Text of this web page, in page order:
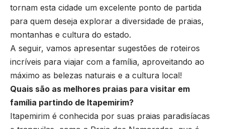
tornam esta cidade um excelente ponto de partida
para quem deseja explorar a diversidade de praias,
montanhas e cultura do estado.
A seguir, vamos apresentar sugestões de roteiros
incríveis para viajar com a família, aproveitando ao
máximo as belezas naturais e a cultura local!
Quais são as melhores praias para visitar em
família partindo de Itapemirim?
Itapemirim é conhecida por suas praias paradisíacas